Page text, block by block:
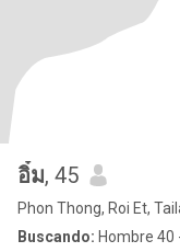
อิ๋ม, 45
Phon Thong, Roi Et,
Buscando: Hombre 40